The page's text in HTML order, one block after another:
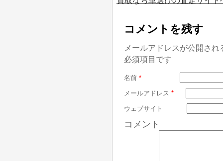
コメントを残す
メールアドレスが公開さ
必須項目です
名前 *
メールアドレス *
ウェブサイト
コメント